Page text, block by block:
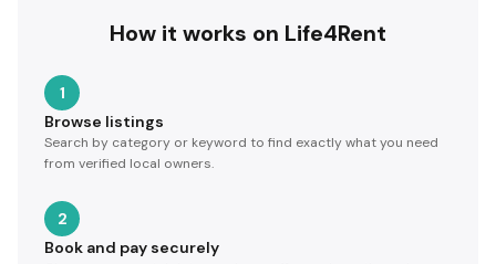
How it works on Life4Rent
1
Browse listings
Search by category or keyword to find exactly what you need
from verified local owners.
2
Book and pay securely